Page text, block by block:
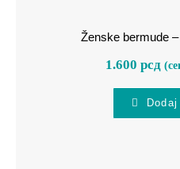
Ženske bermude
1.600 рсд